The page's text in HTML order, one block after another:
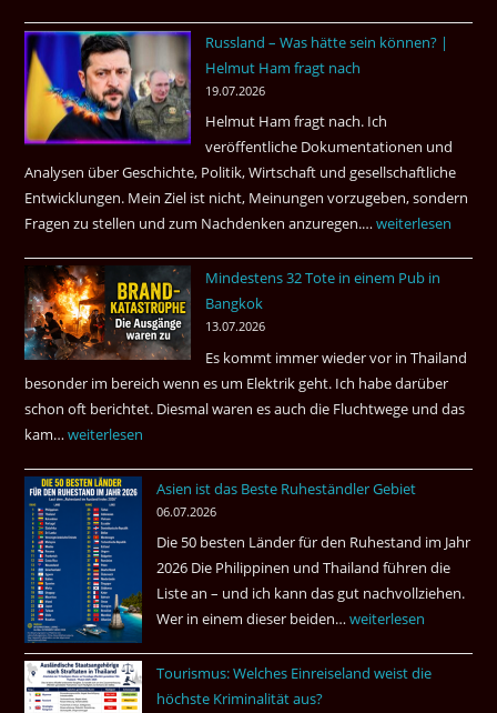
aufgeklärt
3
Tote
kamen
dazu.
Russland – Was hätte sein können? |
Helmut Ham fragt nach
19.07.2026
Helmut Ham fragt nach. Ich
veröffentliche Dokumentationen und
Analysen über Geschichte, Politik, Wirtschaft und gesellschaftliche
Entwicklungen. Mein Ziel ist nicht, Meinungen vorzugeben, sondern
Fragen zu stellen und zum Nachdenken anzuregen.…Russland
Was
können?
|
Helmut
fragt
nach
weiterlesen
Mindestens 32 Tote in einem Pub in
Bangkok
13.07.2026
Es kommt immer wieder vor in Thailand
besonder im bereich wenn es um Elektrik geht. Ich habe darüber
schon oft berichtet. Diesmal waren es auch die Fluchtwege und das
kam…Mindestens
Tote
einem
Pub
Bangkok
weiterlesen
Asien ist das Beste Ruheständler Gebiet
06.07.2026
Die 50 besten Länder für den Ruhestand im Jahr
2026 Die Philippinen und Thailand führen die
Liste an – und ich kann das gut nachvollziehen.
Wer in einem dieser beiden…Asien
das
weiterlesen
Tourismus: Welches Einreiseland weist die
höchste Kriminalität aus?